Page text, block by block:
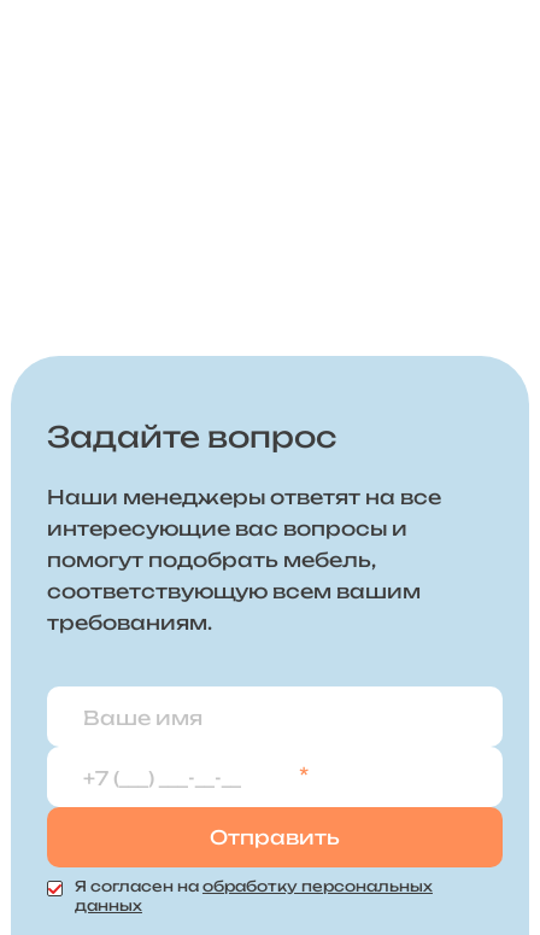
Задайте вопрос
Наши менеджеры ответят на все
интересующие вас вопросы и
помогут подобрать мебель,
соответствующую всем вашим
требованиям.
*
Я согласен на обработку персональных
данных